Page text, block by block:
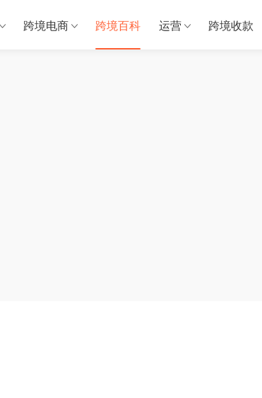
跨境电商 跨境百科 运营 跨境收款